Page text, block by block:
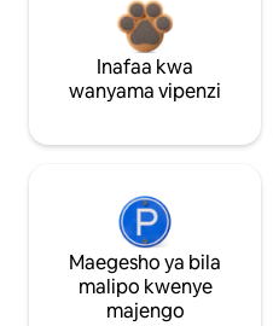
Inafaa kwa
wanyama vipenzi
Maegesho ya bila
malipo kwenye
majengo